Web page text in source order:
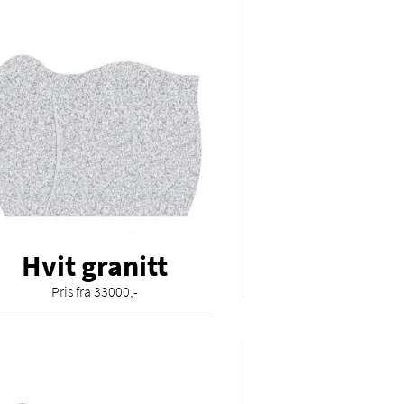
Hvit granitt
Pris fra 33000,-